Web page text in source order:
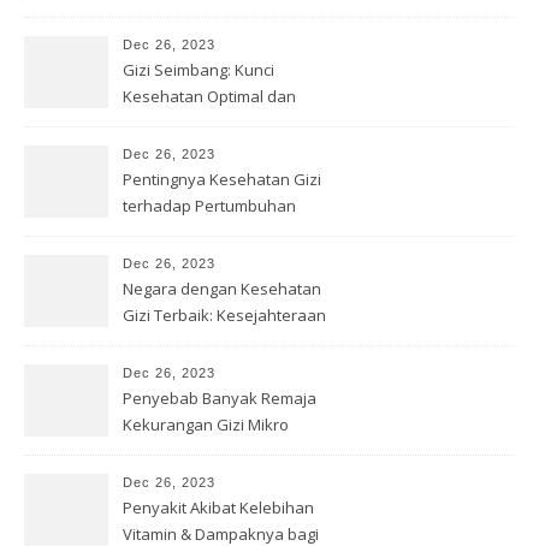
Dec 26, 2023
Gizi Seimbang: Kunci
Kesehatan Optimal dan
Dec 26, 2023
Pentingnya Kesehatan Gizi
terhadap Pertumbuhan
Dec 26, 2023
Negara dengan Kesehatan
Gizi Terbaik: Kesejahteraan
Dec 26, 2023
Penyebab Banyak Remaja
Kekurangan Gizi Mikro
Dec 26, 2023
Penyakit Akibat Kelebihan
Vitamin & Dampaknya bagi